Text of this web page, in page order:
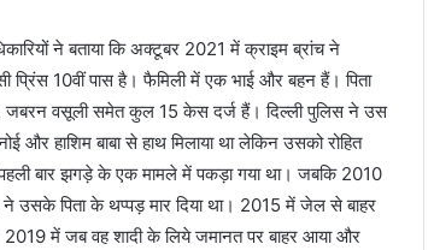
ने बताया कि अक्टूबर 2021 में क्राइम ब्रांच ने
प्रिंस 10वीं पास है। फैमिली में एक भाई और बहन हैं। पिता
जबरन वसूली समेत कुल 15 केस दर्ज हैं। दिल्ली पुलिस ने उस
हाशिम बाबा से हाथ मिलाया था लेकिन उसको रोहित
बार झगड़े के एक मामले में पकड़ा गया था। जबकि 2010
पिता के थप्पड़ मार दिया था। 2015 में जेल से बाहर
में जब वह शादी के लिये जमानत पर बाहर आया और